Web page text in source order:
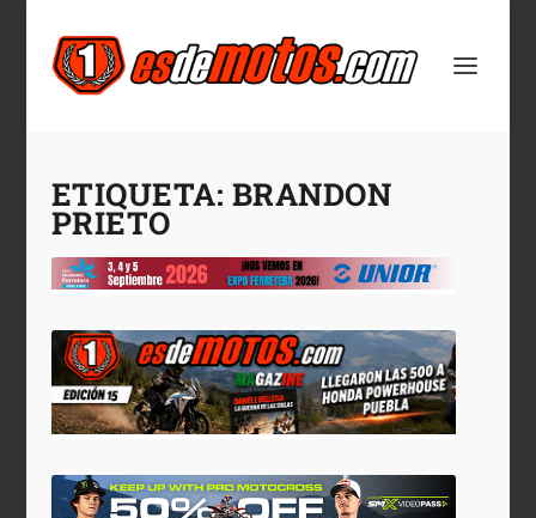
ETIQUETA: BRANDON
PRIETO